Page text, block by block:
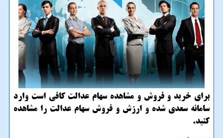
برای خرید و فروش و مشاهده سهام عدالت كافی است وارد
سامانه سعدی شده و ارزش و فروش سهام عدالت را مشاهده
كنید.